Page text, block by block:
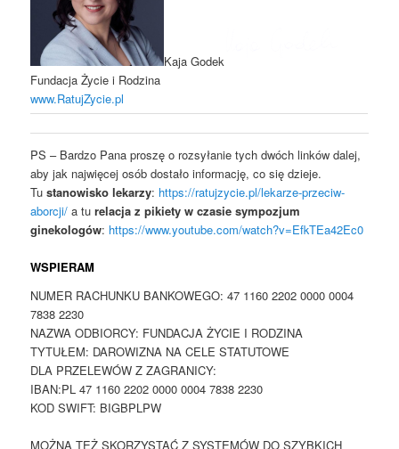
Kaja Godek
Fundacja Życie i Rodzina
www.RatujZycie.pl
PS – Bardzo Pana proszę o rozsyłanie tych dwóch linków dalej,
aby jak najwięcej osób dostało informację, co się dzieje.
Tustanowisko lekarzy: https://ratujzycie.pl/lekarze-przeciw-
aborcji/ a turelacja z pikiety w czasie sympozjum
ginekologów: https://www.youtube.com/watch?v=EfkTEa42Ec0
WSPIERAM
NUMER RACHUNKU BANKOWEGO: 47 1160 2202 0000 0004
7838 2230
NAZWA ODBIORCY: FUNDACJA ŻYCIE I RODZINA
TYTUŁEM: DAROWIZNA NA CELE STATUTOWE
DLA PRZELEWÓW Z ZAGRANICY:
IBAN:PL 47 1160 2202 0000 0004 7838 2230
KOD SWIFT: BIGBPLPW
MOŻNA TEŻ SKORZYSTAĆ Z SYSTEMÓW DO SZYBKICH